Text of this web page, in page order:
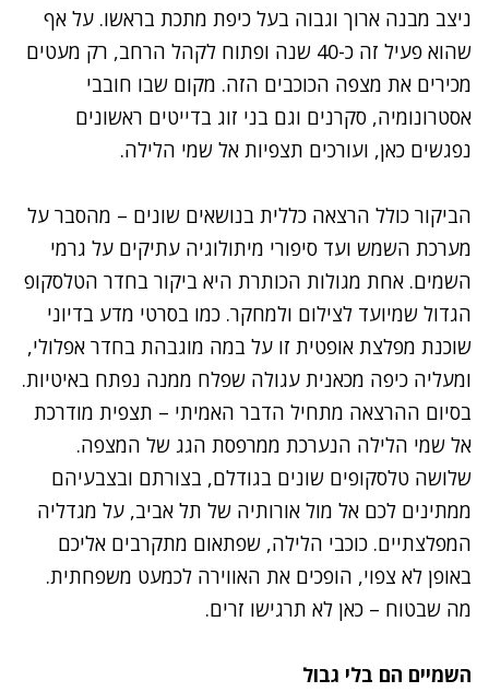
ניצב מבנה ארוך וגבוה בעל כיפת מתכת בראשו. על אף
שהוא פעיל זה כ-40 שנה ופתוח לקהל הרחב, רק מעטים
מכירים את מצפה הכוכבים הזה. מקום שבו חובבי
אסטרונומיה, סקרנים וגם בני זוג בדייטים ראשונים
נפגשים כאן, ועורכים תצפיות אל שמי הלילה.
הביקור כולל הרצאה כללית בנושאים שונים – מהסבר על
מערכת השמש ועד סיפורי מיתולוגיה עתיקים על גרמי
השמים. אחת מגולות הכותרת היא ביקור בחדר הטלסקופ
הגדול שמיועד לצילום ולמחקר. כמו בסרטי מדע בדיוני
שוכנת מפלצת אופטית זו על במה מוגבהת בחדר אפלולי,
ומעליה כיפה מכאנית עגולה שפלח ממנה נפתח באיטיות.
בסיום ההרצאה מתחיל הדבר האמיתי – תצפית מודרכת
אל שמי הלילה הנערכת ממרפסת הגג של המצפה.
שלושה טלסקופים שונים בגודלם, בצורתם ובצבעיהם
ממתינים לכם אל מול אורותיה של תל אביב, על מגדליה
המפלצתיים. כוכבי הלילה, שפתאום מתקרבים אליכם
באופן לא צפוי, הופכים את האווירה לכמעט משפחתית.
מה שבטוח – כאן לא תרגישו זרים.
השמיים הם בלי גבול